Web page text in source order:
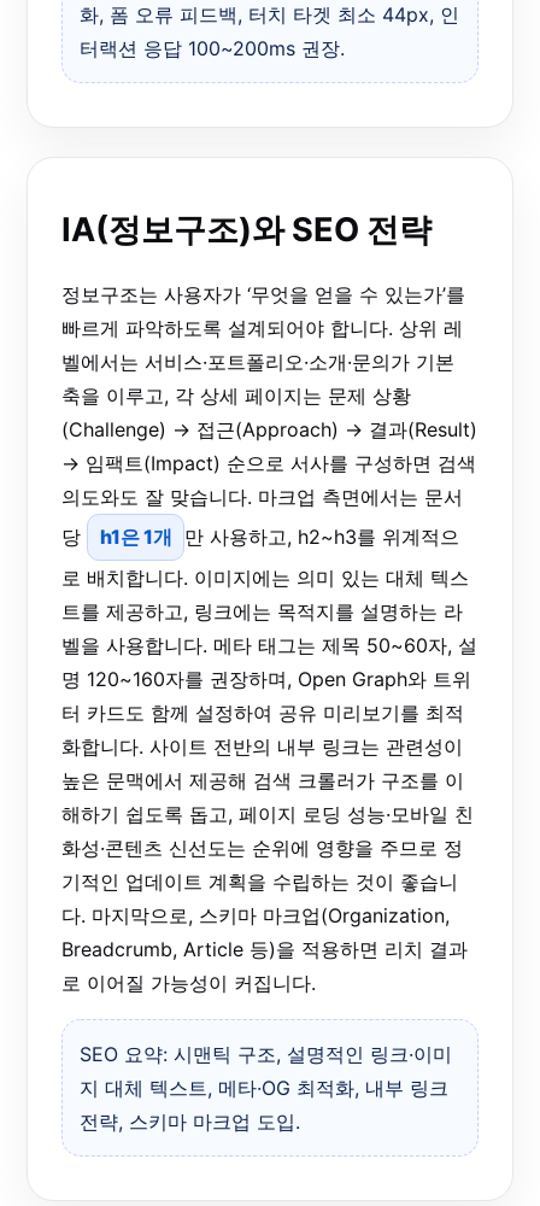
화, 폼 오류 피드백, 터치 타겟 최소 44px, 인
터랙션 응답 100~200ms 권장.
IA(정보구조)와 SEO 전략
정보구조는 사용자가 ‘무엇을 얻을 수 있는가’를
빠르게 파악하도록 설계되어야 합니다. 상위 레
벨에서는 서비스·포트폴리오·소개·문의가 기본
축을 이루고, 각 상세 페이지는 문제 상황
(Challenge) → 접근(Approach) → 결과(Result)
→ 임팩트(Impact) 순으로 서사를 구성하면 검색
의도와도 잘 맞습니다. 마크업 측면에서는 문서
당
h1은 1개
만 사용하고, h2~h3를 위계적으
로 배치합니다. 이미지에는 의미 있는 대체 텍스
트를 제공하고, 링크에는 목적지를 설명하는 라
벨을 사용합니다. 메타 태그는 제목 50~60자, 설
명 120~160자를 권장하며, Open Graph와 트위
터 카드도 함께 설정하여 공유 미리보기를 최적
화합니다. 사이트 전반의 내부 링크는 관련성이
높은 문맥에서 제공해 검색 크롤러가 구조를 이
해하기 쉽도록 돕고, 페이지 로딩 성능·모바일 친
화성·콘텐츠 신선도는 순위에 영향을 주므로 정
기적인 업데이트 계획을 수립하는 것이 좋습니
다. 마지막으로, 스키마 마크업(Organization,
Breadcrumb, Article 등)을 적용하면 리치 결과
로 이어질 가능성이 커집니다.
SEO 요약: 시맨틱 구조, 설명적인 링크·이미
지 대체 텍스트, 메타·OG 최적화, 내부 링크
전략, 스키마 마크업 도입.